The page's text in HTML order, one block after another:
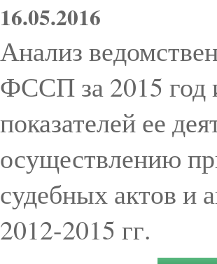
16.05.2016
Анализ
ФССП за 2015 год
показателей ее
осуществлению
судебных актов и
2012-2015 гг.